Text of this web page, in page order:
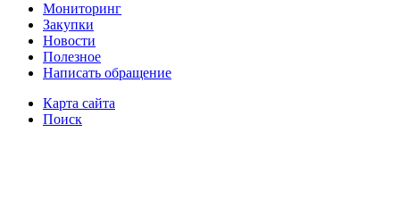
Мониторинг
Закупки
Новости
Полезное
Написать обращение
Карта сайта
Поиск